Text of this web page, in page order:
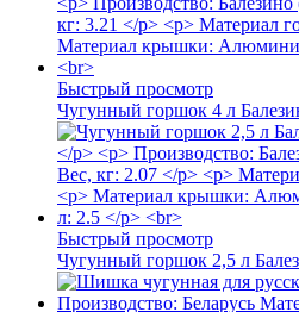
Быстрый просмотр
Чугунный горшок 4 л
Быстрый просмотр
Чугунный горшок 2,5 л